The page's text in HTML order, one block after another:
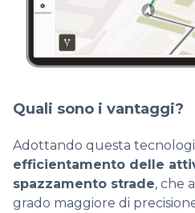
Quali sono i vantaggi?
Adottando questa
efficientamento delle
spazzamento strade, che
grado maggiore di